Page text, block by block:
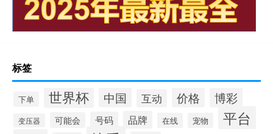
标签
下单 世界杯 中国 互动 价格 博彩
变压器 可能会 号码 品牌 在线 宠物 平台